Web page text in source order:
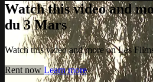
Watch this video and
du 3 Mars
Watch this video and more on Les
Rent now Learn more